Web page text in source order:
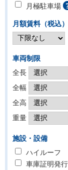
月極駐車場
月額賃料（税込）
車両制限
全長
全幅
全高
重量
施設・設備
ハイルーフ
車庫証明発